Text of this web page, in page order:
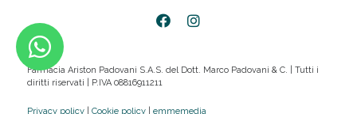
Farmacia Ariston Padovani S.A.S. del Dott. Marco Padovani & C. | Tutti i
diritti riservati | P.IVA 08816911211
Privacy policy| Cookie policy| emmemedia